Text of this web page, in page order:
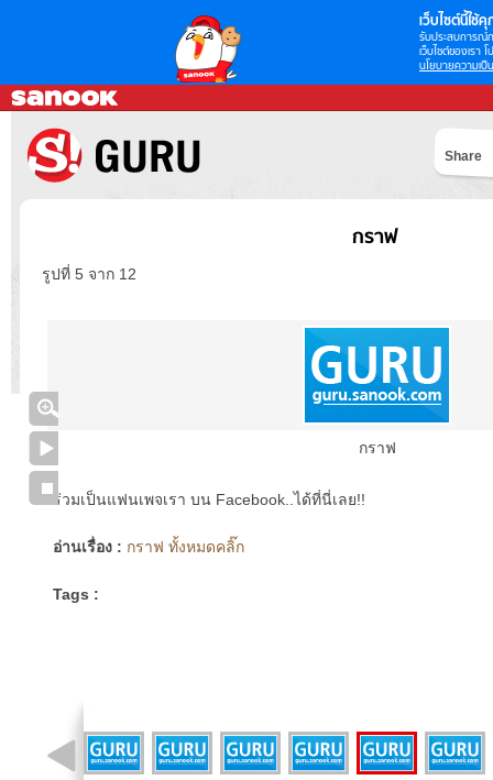
เว็บไซต์นี้ใช้คุ
รับประสบการณ์
เว็บไซต์ของเรา
นโยบายความเป็
Share
กราฟ
รูปที่ 5 จาก 12
กราฟ
ร่วมเป็นแฟนเพจเรา บน Facebook..ได้ที่นี่เลย!!
อ่านเรื่อง : กราฟ ทั้งหมดคลิ๊ก
Tags :